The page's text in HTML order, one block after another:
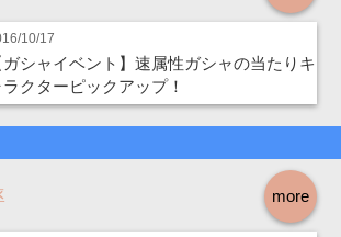
10/17
ガシャイベント】速属性ガシャの当たりキ
ラクターピックアップ！
more